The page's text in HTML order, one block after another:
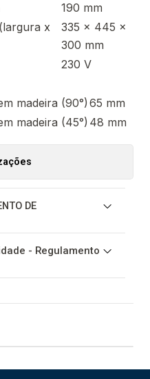
190 mm
x
335 x 445 x
300 mm
230 V
madeira (90°) 65 mm
madeira (45°) 48 mm
DE
- Regulamento